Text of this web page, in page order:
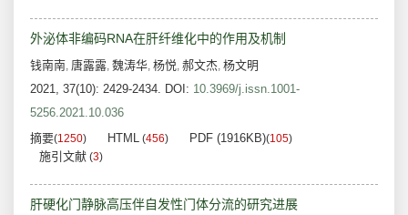
外泌体非编码RNA在肝纤维化中的作用及机制
钱南南, 唐露露, 魏涛华, 杨悦, 郝文杰, 杨文明
2021, 37(10): 2429-2434. DOI: 10.3969/j.issn.1001-
5256.2021.10.036
摘要(1250) HTML (456) PDF (1916KB)(105)
施引文献 (3)
肝硬化门静脉高压伴自发性门体分流的研究进展